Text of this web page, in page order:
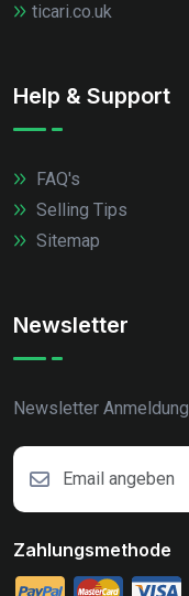
ticari.co.uk
Help & Support
FAQ's
Selling Tips
Sitemap
Newsletter
Newsletter Anmeldung
Zahlungsmethode